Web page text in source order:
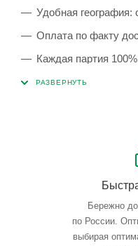
Удобная география:
Оплата по факту
Каждая партия
Сервисные услуги:
Бережно
по России.
выбирая